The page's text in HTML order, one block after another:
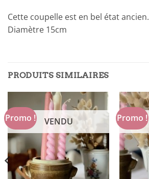
Cette coupelle est en bel état ancien.
Diamètre 15cm
PRODUITS SIMILAIRES
Promo ! VENDU Promo !